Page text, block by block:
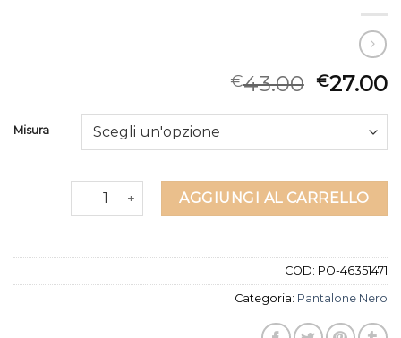
€43.00 €27.00
Misura
pantalone nero quantitàAGGIUNGI AL CARRELLO
COD: PO-46351471
Categoria: Pantalone Nero